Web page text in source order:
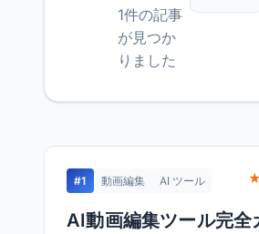
1件の記事
が見つか
りました
#1 動画編集 AI ツール
AI動画編集ツール完全